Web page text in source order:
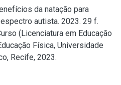
da natação para
autista. 2023. 29 f.
(Licenciatura em Educação
Física, Universidade
Recife, 2023.